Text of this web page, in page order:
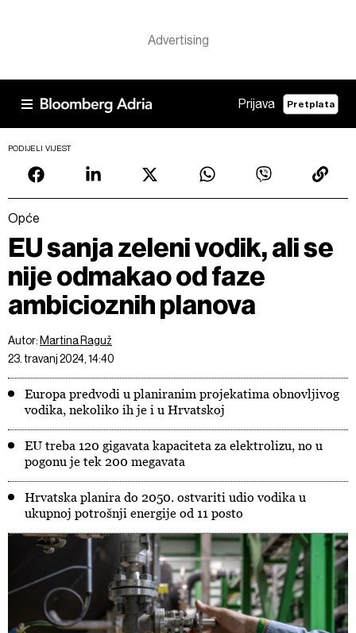
Prijava Pretplata
PODIJELI VIJEST
Opće
EU sanja zeleni vodik, ali se
nije odmakao od faze
ambicioznih planova
Autor: Martina Raguž
23. travanj 2024, 14:40
Europa predvodi u planiranim projekatima obnovljivog
vodika, nekoliko ih je i u Hrvatskoj
EU treba 120 gigavata kapaciteta za elektrolizu, no u
pogonu je tek 200 megavata
Hrvatska planira do 2050. ostvariti udio vodika u
ukupnoj potrošnji energije od 11 posto